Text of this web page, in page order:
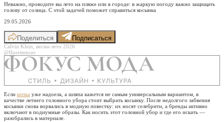
Неважно, проводите вы лето на пляже или в городе: в жаркую погоду важно защищать
голову от солнца. С этой задачей поможет справиться косынка
29.05.2026
Поделиться Подписаться
Calvin Klein, весна-лето 2026
@florettencer
Если кепка уже надоела, а шляпа кажется не самым универсальным вариантом, в
качестве летнего головного убора стоит выбрать косынку. После недолгого забвения
косынки снова ворвались в модную повестку: их носят селебрити, а бренды активно
включают в подиумные образы. Как носить этот головной убор и где его искать —
разобрались в материале.